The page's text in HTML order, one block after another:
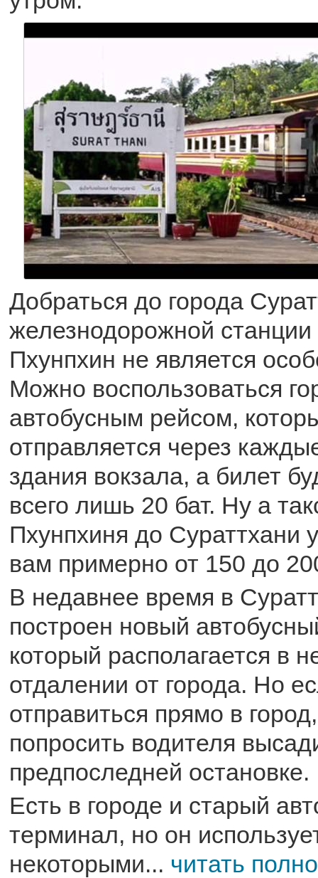
Добраться до города
железнодорожной
Пхунпхин не является
Можно воспользоваться
автобусным рейсом,
отправляется через
здания вокзала, а билет
всего лишь 20 бат. Ну а
Пхунпхиня до Сураттхани
вам примерно от 150 до
В недавнее время в
построен новый
который располагается в
отдалении от города. Но
отправиться прямо в
попросить водителя
предпоследней остановке.
Есть в городе и старый
терминал, но он
некоторыми... читать